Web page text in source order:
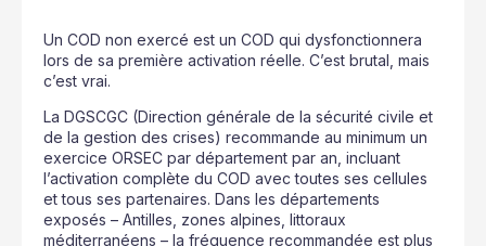
Un COD non exercé est un COD qui dysfonctionnera
lors de sa première activation réelle. C’est brutal, mais
c’est vrai.
La DGSCGC (Direction générale de la sécurité civile et
de la gestion des crises) recommande au minimum un
exercice ORSEC par département par an, incluant
l’activation complète du COD avec toutes ses cellules
et tous ses partenaires. Dans les départements
exposés – Antilles, zones alpines, littoraux
méditerranéens – la fréquence recommandée est plus